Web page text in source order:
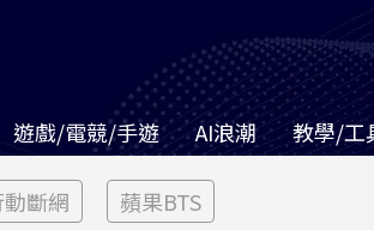
遊戲/電競/手遊 AI浪潮 教學/工
斷網 蘋果BTS